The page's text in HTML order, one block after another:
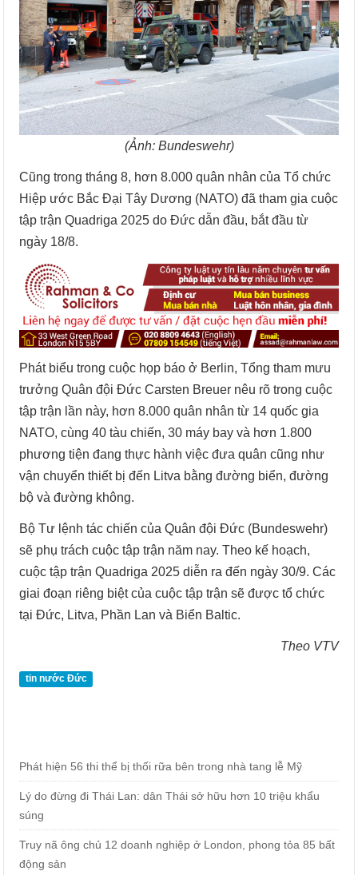
(Ảnh: Bundeswehr)
Cũng trong tháng 8, hơn 8.000 quân nhân của Tổ chức
Hiệp ước Bắc Đại Tây Dương (NATO) đã tham gia cuộc
tập trận Quadriga 2025 do Đức dẫn đầu, bắt đầu từ
ngày 18/8.
Phát biểu trong cuộc họp báo ở Berlin, Tổng tham mưu
trưởng Quân đội Đức Carsten Breuer nêu rõ trong cuộc
tập trận lần này, hơn 8.000 quân nhân từ 14 quốc gia
NATO, cùng 40 tàu chiến, 30 máy bay và hơn 1.800
phương tiện đang thực hành việc đưa quân cũng như
vận chuyển thiết bị đến Litva bằng đường biển, đường
bộ và đường không.
Bộ Tư lệnh tác chiến của Quân đội Đức (Bundeswehr)
sẽ phụ trách cuộc tập trận năm nay. Theo kế hoạch,
cuộc tập trận Quadriga 2025 diễn ra đến ngày 30/9. Các
giai đoạn riêng biệt của cuộc tập trận sẽ được tổ chức
tại Đức, Litva, Phần Lan và Biển Baltic.
Theo VTV
tin nước Đức
Phát hiện 56 thi thể bị thối rữa bên trong nhà tang lễ Mỹ
Lý do đừng đi Thái Lan: dân Thái sở hữu hơn 10 triệu khẩu
súng
Truy nã ông chủ 12 doanh nghiệp ở London, phong tỏa 85 bất
động sản